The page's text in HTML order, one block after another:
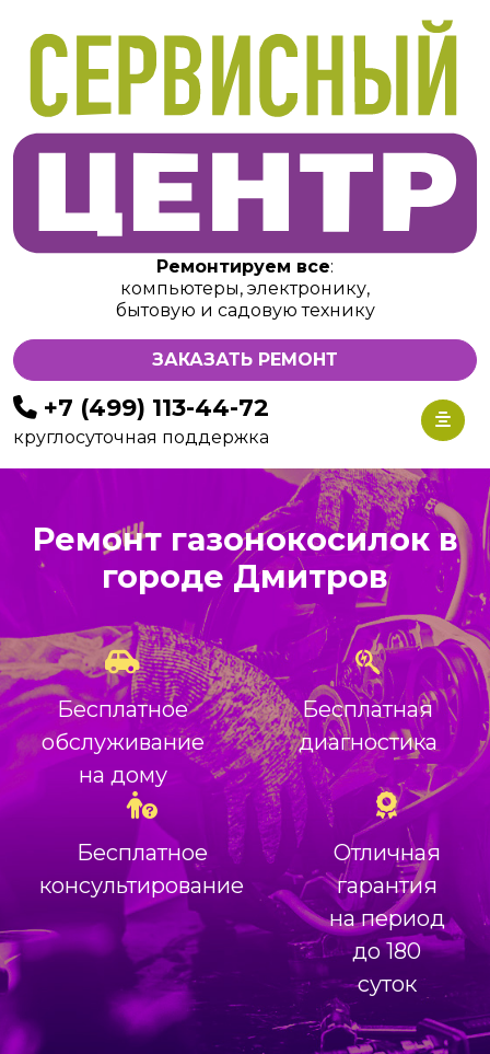
Ремонтируем все:
компьютеры, электронику,
бытовую и садовую технику
ЗАКАЗАТЬ РЕМОНТ
+7 (499) 113-44-72
круглосуточная поддержка
Ремонт газонокосилок в
городе Дмитров
Бесплатное
обслуживание
на дому
Бесплатная
диагностика
Бесплатное
консультирование
Отличная
гарантия
на период
до 180
суток